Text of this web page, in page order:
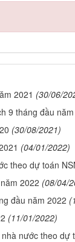
2021 (30/06/
9 tháng đầu
(30/08/2021)
(04/01/2022)
theo dự toán
2022 (08/04/
đầu năm 2022
(11/01/2022)
nước theo dự